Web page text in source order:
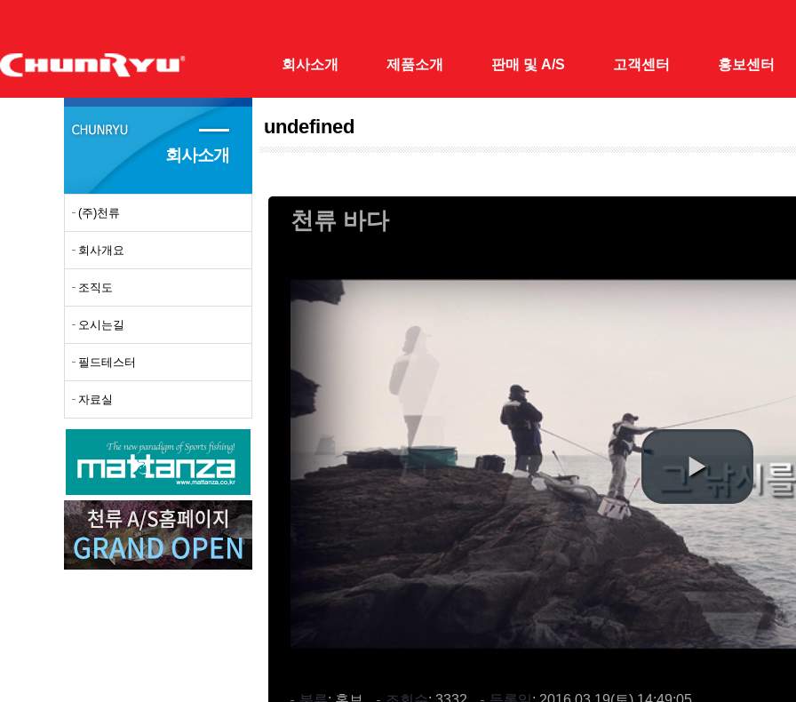
회사소개
조직도
오시는길
제품소개
민물뜰채&수초제거기
갯바위릴대
바다망대
돌돔대
바다루어대
범용릴대
바다민대
아이스 쿨러&태클박스
루어&의류&액세서리
판매 및 A/S 고객센터 홍보센터
undefined
회사소개
(주)천류
회사개요
조직도
오시는길
필드테스터
자료실